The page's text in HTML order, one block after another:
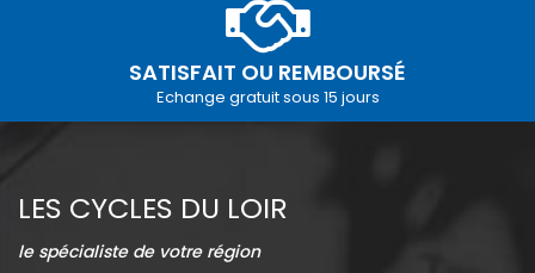
SATISFAIT OU REMBOURSÉ
Echange gratuit sous 15 jours
LES CYCLES DU LOIR
le spécialiste de votre région